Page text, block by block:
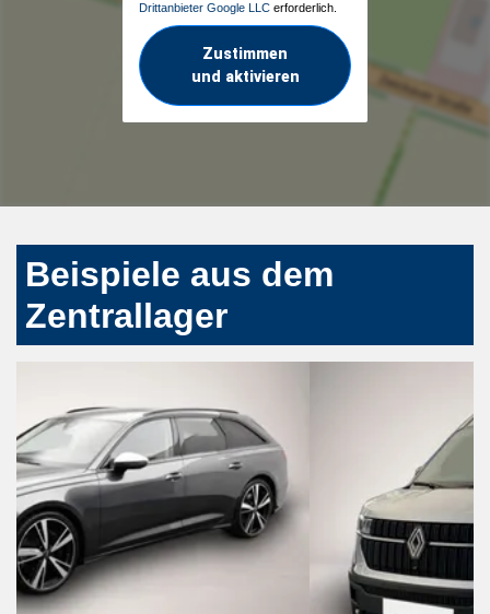
Drittanbieter Google LLC erforderlich.
Zustimmen
und aktivieren
Beispiele aus dem
Zentrallager